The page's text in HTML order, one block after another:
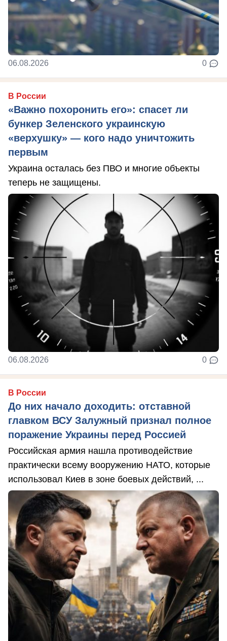
06.08.2026 0
В России
«Важно похоронить его»: спасет ли
бункер Зеленского украинскую
«верхушку» — кого надо уничтожить
первым
Украина осталась без ПВО и многие объекты
теперь не защищены.
06.08.2026 0
В России
До них начало доходить: отставной
главком ВСУ Залужный признал полное
поражение Украины перед Россией
Российская армия нашла противодействие
практически всему вооружению НАТО, которые
использовал Киев в зоне боевых действий, ...